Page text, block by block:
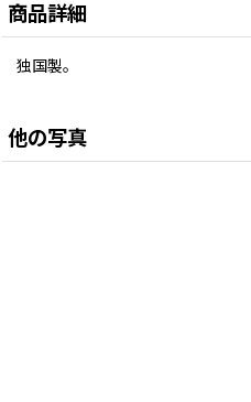
商品詳細
独国製。
他の写真